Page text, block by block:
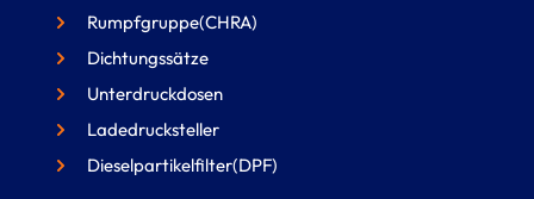
Rumpfgruppe(CHRA)
Dichtungssätze
Unterdruckdosen
Ladedrucksteller
Dieselpartikelfilter(DPF)